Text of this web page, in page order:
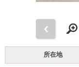
所在地